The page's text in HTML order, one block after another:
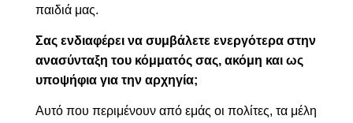
παιδιά μας.
Σας ενδιαφέρει να συμβάλετε ενεργότερα στην
ανασύνταξη του κόμματός σας, ακόμη και ως
υποψήφια για την αρχηγία;
Αυτό που περιμένουν από εμάς οι πολίτες, τα μέλη